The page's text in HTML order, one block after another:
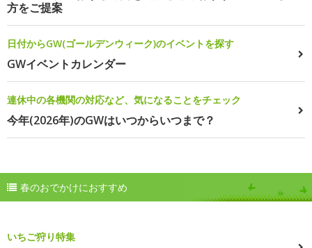
方をご提案
日付からGW(ゴールデンウィーク)のイベントを探す
GWイベントカレンダー
連休中の各機関の対応など、気になることをチェック
今年(2026年)のGWはいつからいつまで？
春のおでかけにおすすめ
いちご狩り特集